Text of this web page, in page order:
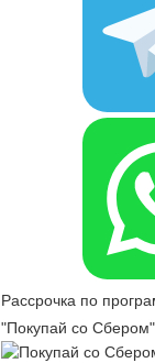
Рассрочка по
"Покупай со Сбером"